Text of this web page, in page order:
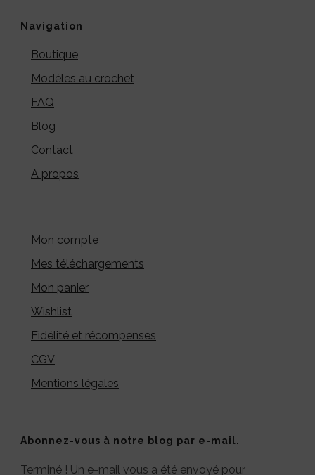
Navigation
Boutique
Modèles au crochet
FAQ
Blog
Contact
A propos
Mon compte
Mes téléchargements
Mon panier
Wishlist
Fidélité et récompenses
CGV
Mentions légales
Abonnez-vous à notre blog par e-mail.
Terminé ! Un e-mail vous a été envoyé pour